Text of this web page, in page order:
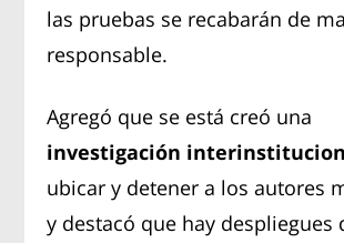
las pruebas se recabarán de
responsable.
Agregó que se está creó una
investigación
ubicar y detener a los autores
y destacó que hay despliegues